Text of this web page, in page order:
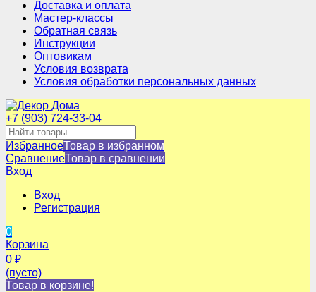
Доставка и оплата
Мастер-классы
Обратная связь
Инструкции
Оптовикам
Условия возврата
Условия обработки персональных данных
+7 (903) 724-33-04
ИзбранноеТовар в избранном
СравнениеТовар в сравнении
Вход
Вход
Регистрация
0
Корзина
0 ₽
(пусто)
Товар в корзине!